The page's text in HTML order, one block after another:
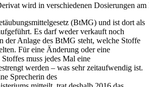
wird in verschiedenen Dosierungen am
gesetz (BtMG) und ist dort als
Es darf weder verkauft noch
der Anlage des BtMG steht, welche Stoffe
Füreine Änderung oder eine
muss jedes Mal eine
werden – was sehr zeitaufwendig ist.
Sprecherin des